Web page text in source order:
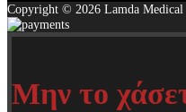
Copyright © 2026 Lamda
Μην το